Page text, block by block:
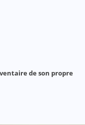
de son propre